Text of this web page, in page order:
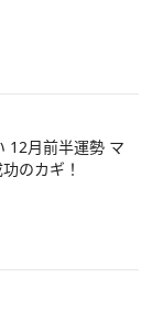
月前半運勢 マ
のカギ！